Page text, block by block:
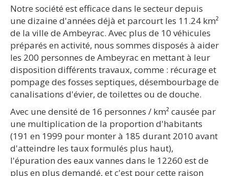
Notre société est efficace dans le secteur depuis
une dizaine d'années déjà et parcourt les 11.24 km²
de la ville de Ambeyrac. Avec plus de 10 véhicules
préparés en activité, nous sommes disposés à aider
les 200 personnes de Ambeyrac en mettant à leur
disposition différents travaux, comme : récurage et
pompage des fosses septiques, désembourbage de
canalisations d'évier, de toilettes ou de douche.
Avec une densité de 16 personnes / km² causée par
une multiplication de la proportion d'habitants
(191 en 1999 pour monter à 185 durant 2010 avant
d'atteindre les taux formulés plus haut),
l'épuration des eaux vannes dans le 12260 est de
plus en plus demandé, et c'est pour cette raison